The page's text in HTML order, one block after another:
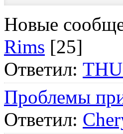
Новые
Rims [25]
Ответил:
Проблемы
Ответил: